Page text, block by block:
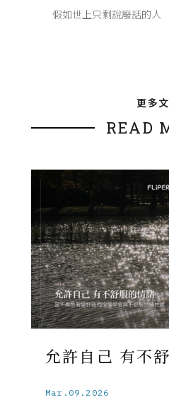
假如世上只剩說廢話的人
更多
READ
允許自己 有不
Mar.09.2026